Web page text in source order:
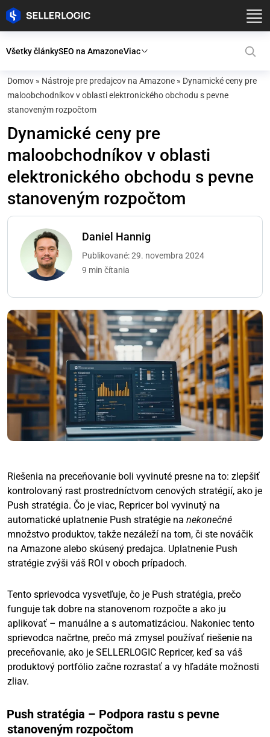
Všetky článkySEO na AmazoneViac
Domov » Nástroje pre predajcov na Amazone » Dynamické ceny pre
maloobchodníkov v oblasti elektronického obchodu s pevne
stanoveným rozpočtom
Dynamické ceny pre
maloobchodníkov v oblasti
elektronického obchodu s pevne
stanoveným rozpočtom
Daniel Hannig
Publikované: 29. novembra 2024
9 min čítania
Riešenia na preceňovanie boli vyvinuté presne na to: zlepšiť
kontrolovaný rast prostredníctvom cenových stratégií, ako je
Push stratégia. Čo je viac, Repricer bol vyvinutý na
automatické uplatnenie Push stratégie na nekonečné
množstvo produktov, takže nezáleží na tom, či ste nováčik
na Amazone alebo skúsený predajca. Uplatnenie Push
stratégie zvýši váš ROI v oboch prípadoch.
Tento sprievodca vysvetľuje, čo je Push stratégia, prečo
funguje tak dobre na stanovenom rozpočte a ako ju
aplikovať – manuálne a s automatizáciou. Nakoniec tento
sprievodca načrtne, prečo má zmysel používať riešenie na
preceňovanie, ako je SELLERLOGIC Repricer, keď sa váš
produktový portfólio začne rozrastať a vy hľadáte možnosti
zliav.
Push stratégia – Podpora rastu s pevne
stanoveným rozpočtom